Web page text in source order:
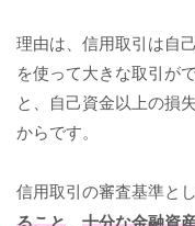
理由は、信用取引は自
を使って大きな取引が
と、自己資金以上の損
からです。
信用取引の審査基準とし